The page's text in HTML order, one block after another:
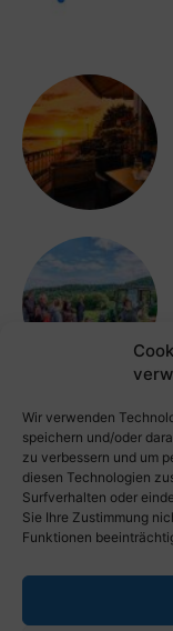
Wir verwenden
speichern und/oder
zu verbessern und um
diesen Technologien
Surfverhalten oder
Sie Ihre Zustimmung
Funktionen